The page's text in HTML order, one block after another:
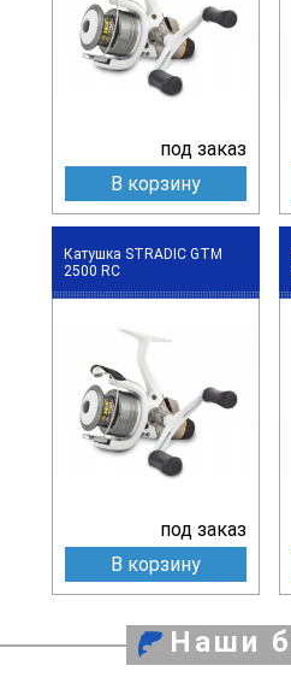
под заказ
В корзину
Катушка STRADIC GTM
2500 RC
под заказ
В корзину
Наши